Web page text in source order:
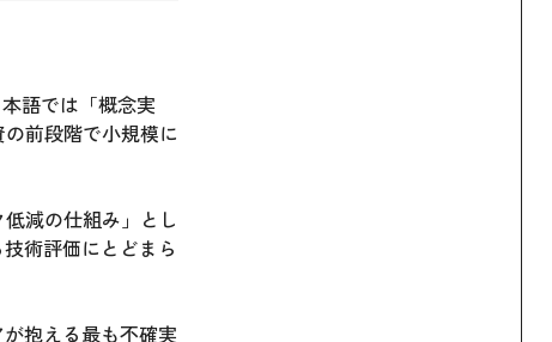
語では「概念実
前段階で小規模に
減の仕組み」とし
術評価にとどまら
抱える最も不確実